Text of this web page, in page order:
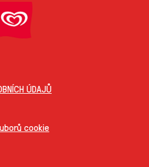
ÚDAJŮ
cookie